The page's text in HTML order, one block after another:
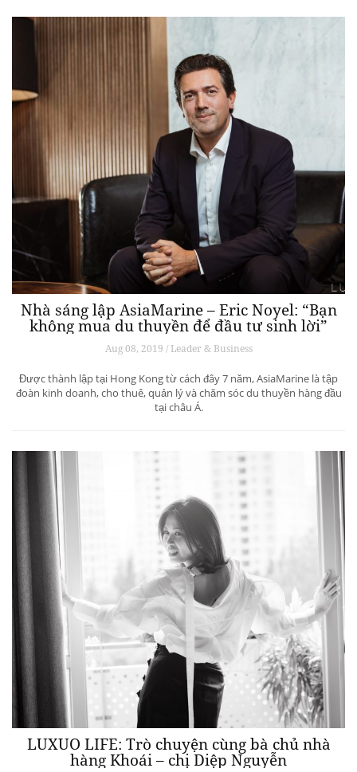
Nhà sáng lập AsiaMarine – Eric Noyel: “Bạn
không mua du thuyền để đầu tư sinh lời”
Aug 08, 2019 / Leader & Business
Được thành lập tại Hong Kong từ cách đây 7 năm, AsiaMarine là tập
đoàn kinh doanh, cho thuê, quản lý và chăm sóc du thuyền hàng đầu
tại châu Á.
LUXUO LIFE: Trò chuyện cùng bà chủ nhà
hàng Khoái – chị Diệp Nguyễn